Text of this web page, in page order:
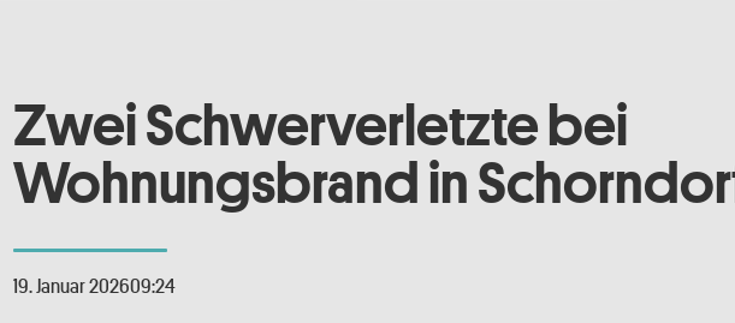
Zwei Schwerverletzte bei
Wohnungsbrand in
19. Januar 202609:24